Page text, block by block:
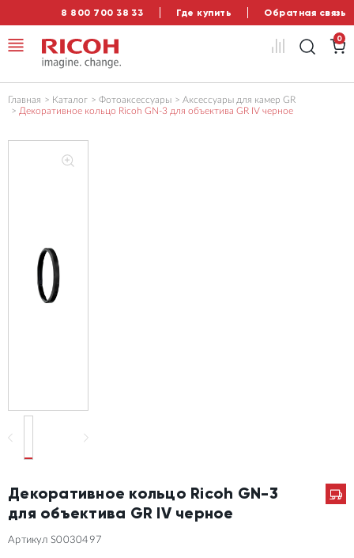
8 800 700 38 33 Где купить Обратная связь
0
Главная Каталог Фотоаксессуары
Аксессуары для камер GR
Декоративное кольцо Ricoh GN-3 для объектива GR IV черное
Декоративное кольцо Ricoh GN-3
для объектива GR IV черное
Артикул S0030497